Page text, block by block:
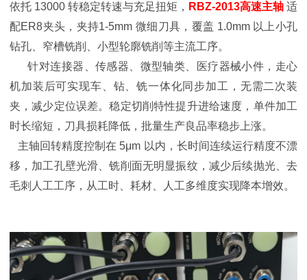
依托 13000 转稳定转速与充足扭矩， RBZ-2013高速主轴 适
配ER8夹头，夹持1-5mm 微细刀具，覆盖 1.0mm 以上小孔
钻孔、窄槽铣削、小型轮廓铣削等主流工序。
针对连接器、传感器、微型轴类、医疗器械小件，走心
机加装后可实现车、钻、铣一体化同步加工，无需二次装
夹，减少定位误差。稳定切削特性提升进给速度，单件加工
时长缩短，刀具损耗降低，批量生产良品率稳步上涨。
主轴回转精度控制在 5μm 以内，长时间连续运行精度不漂
移，加工孔壁光滑、铣削面无明显振纹，减少后续抛光、去
毛刺人工工序，从工时、耗材、人工多维度实现降本增效。